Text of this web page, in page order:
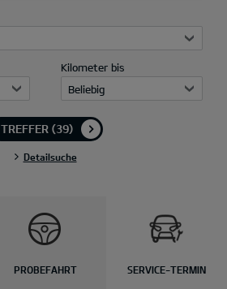
Kilometer bis
Beliebig
Detailsuche
TREFFER (39)
PROBEFAHRT SERVICE-TERMIN